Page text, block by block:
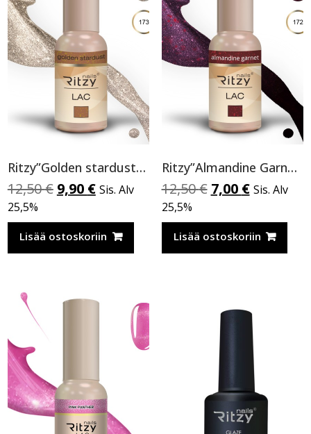
Ritzy”Golden stardust”geelilakka,173 TPO vapaa
12,50€ Alkuperäinen
oli:
12,50 €.
9,90 €Nykyinen
on:
9,90 €.
Sis. Alv
25,5%
Lisää ostoskoriin
Ritzy”Almandine Garnet”,9 ml TPO-VAPAA
12,50€ Alkuperäinen
oli:
12,50 €.
7,00 €Nykyinen
on:
7,00 €.
Sis. Alv
25,5%
Lisää ostoskoriin